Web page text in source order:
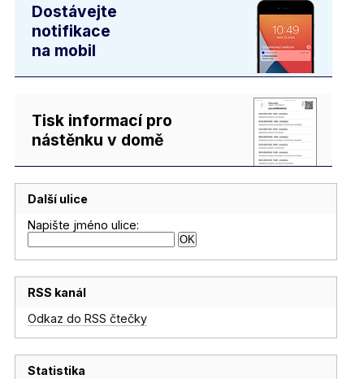
Dostávejte
notifikace
na mobil
Tisk informací pro
nástěnku v domě
Další ulice
Napište jméno ulice:
RSS kanál
Odkaz do RSS čtečky
Statistika